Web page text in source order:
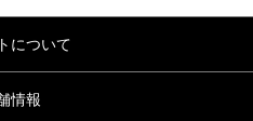
について
情報